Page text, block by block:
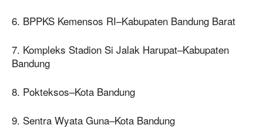
6. BPPKS Kemensos RI–Kabupaten Bandung Barat
7. Kompleks Stadion Si Jalak Harupat–Kabupaten
Bandung
8. Pokteksos–Kota Bandung
9. Sentra Wyata Guna–Kota Bandung